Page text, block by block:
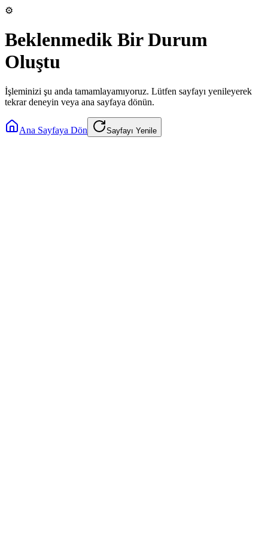
⚙️
Beklenmedik Bir Durum
Oluştu
İşleminizi şu anda tamamlayamıyoruz. Lütfen sayfayı yenileyerek
tekrar deneyin veya ana sayfaya dönün.
Ana Sayfaya Dön Sayfayı Yenile